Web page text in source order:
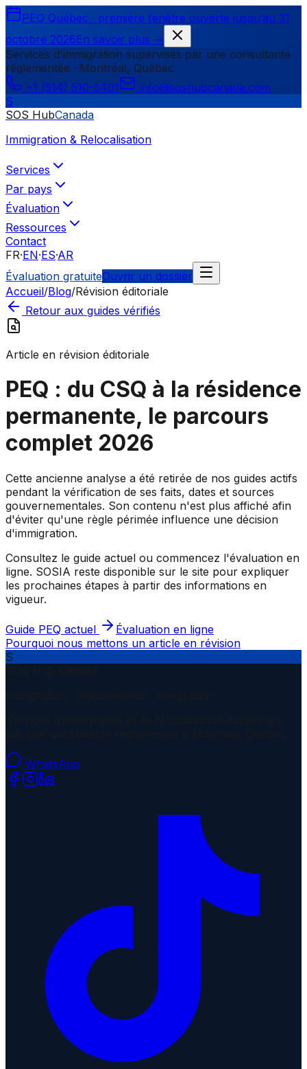
PEQ Québec · première fenêtre ouverte jusqu’au 31
octobre 2026En savoir plus →
Services d'immigration supervisés par une consultante
réglementée · Montréal, Québec
+1 (514) 510-5401
info@soshubcanada.com
S
SOS HubCanada
Immigration & Relocalisation
Services
Par pays
Évaluation
Ressources
Contact
FR·EN·ES·AR
Évaluation gratuiteOuvrir un dossier
Accueil/Blog/Révision éditoriale
Retour aux guides vérifiés
Article en révision éditoriale
PEQ : du CSQ à la résidence
permanente, le parcours
complet 2026
Cette ancienne analyse a été retirée de nos guides actifs
pendant la vérification de ses faits, dates et sources
gouvernementales. Son contenu n'est plus affiché afin
d'éviter qu'une règle périmée influence une décision
d'immigration.
Consultez le guide actuel ou commencez l'évaluation en
ligne. SOSIA reste disponible sur le site pour expliquer
les prochaines étapes à partir des informations en
vigueur.
Guide PEQ actuel
Évaluation en ligne
Pourquoi nous mettons un article en révision
S
WhatsApp